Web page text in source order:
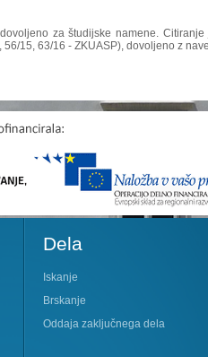
za študijske namene.
15, 63/16 - ZKUASP), dovoljeno z
Dela
Iskanje
Brskanje
Oddaja zaključnega dela